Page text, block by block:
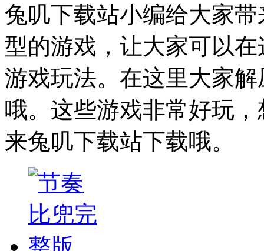
兔叽下载站小编给大家
型的游戏，让大家可以
游戏玩法。在这里大家
哦。这些游戏非常好玩
来兔叽下载站下载哦。